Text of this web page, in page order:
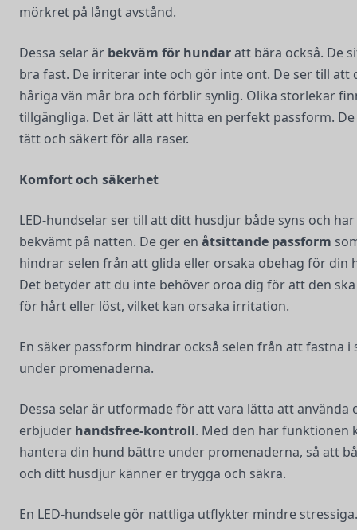
mörkret på långt avstånd.
Dessa selar är bekväm för hundaratt bära också. De
bra fast. De irriterar inte och gör inte ont. De ser till att
håriga vän mår bra och förblir synlig. Olika storlekar
tillgängliga. Det är lätt att hitta en perfekt passform.
tätt och säkert för alla raser.
Komfort och säkerhet
LED-hundselar ser till att ditt husdjur både syns och
bekvämt på natten. De ger en åtsittande passform
hindrar selen från att glida eller orsaka obehag för din
Det betyder att du inte behöver oroa dig för att den
för hårt eller löst, vilket kan orsaka irritation.
En säker passform hindrar också selen från att fastna i
under promenaderna.
Dessa selar är utformade för att vara lätta att använda
erbjuder handsfree-kontroll. Med den här funktionen
hantera din hund bättre under promenaderna, så att
och ditt husdjur känner er trygga och säkra.
En LED-hundsele gör nattliga utflykter mindre